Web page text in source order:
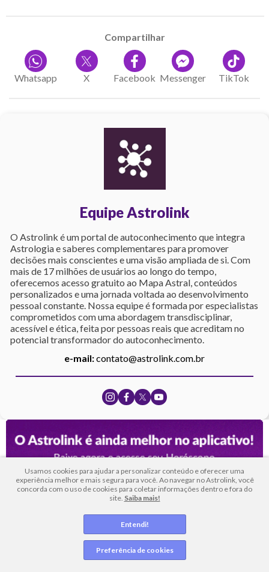
Usamos cookies para ajudar a personalizar conteúdo e oferecer uma
experiência melhor e mais segura para você. Ao navegar no Astrolink, você
concorda com o uso de cookies para coletar informações dentro e fora do
site. Saiba mais!
Entendi!
Preferência de cookies
Compartilhar
Whatsapp X Facebook Messenger TikTok
Equipe Astrolink
O Astrolink é um portal de autoconhecimento que integra
Astrologia e saberes complementares para promover
decisões mais conscientes e uma visão ampliada de si. Com
mais de 17 milhões de usuários ao longo do tempo,
oferecemos acesso gratuito ao Mapa Astral, conteúdos
personalizados e uma jornada voltada ao desenvolvimento
pessoal constante. Nossa equipe é formada por especialistas
comprometidos com uma abordagem transdisciplinar,
acessível e ética, feita por pessoas reais que acreditam no
potencial transformador do autoconhecimento.
e-mail:contato@astrolink.com.br